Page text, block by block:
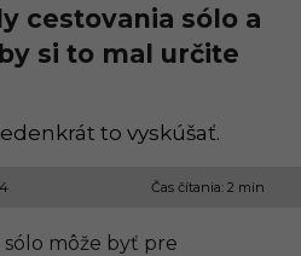
cestovania sólo a
si to mal určite
to vyskúšať.
Čas čítania: 2 min
sólo môže byť pre